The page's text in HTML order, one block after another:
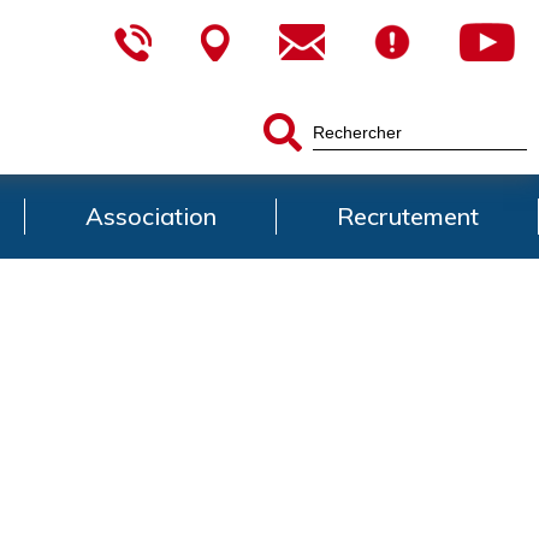
Association Recrutement